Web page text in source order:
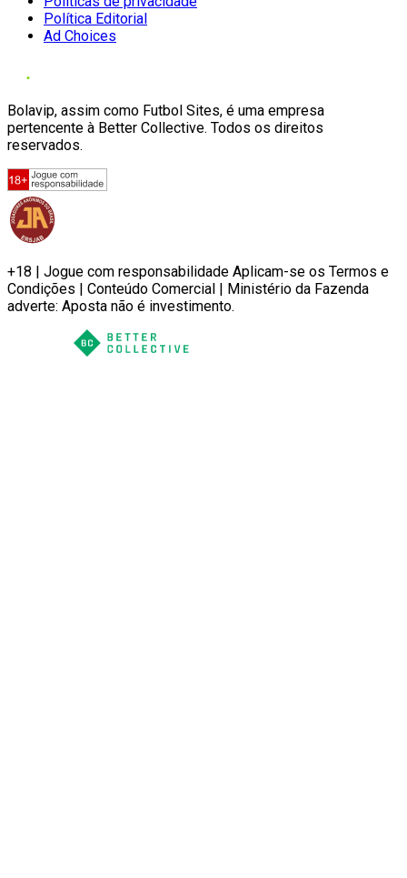
Política Editorial
Ad Choices
Bolavip, assim como Futbol Sites, é uma empresa
pertencente à Better Collective. Todos os direitos
reservados.
+18 | Jogue com responsabilidade Aplicam-se os Termos e
Condições | Conteúdo Comercial | Ministério da Fazenda
adverte: Aposta não é investimento.